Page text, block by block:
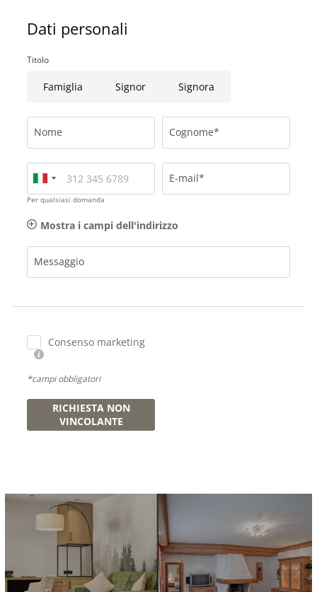
Dati personali
Titolo
Famiglia Signor Signora
Nome Cognome*
Per qualsiasi domanda
E-mail*
Mostra i campi dell'indirizzo
Messaggio
Consenso marketing
*campi obbligatori
RICHIESTA NON
VINCOLANTE